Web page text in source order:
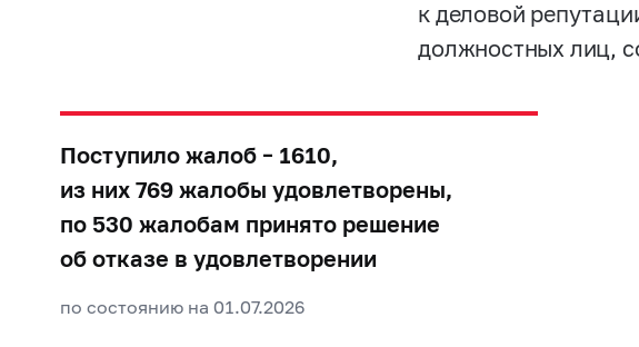
к деловой
должностных лиц,
Поступило жалоб – 1610,
из них 769 жалобы удовлетворены,
по 530 жалобам принято решение
об отказе в удовлетворении
по состоянию на 01.07.2026